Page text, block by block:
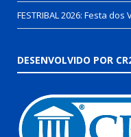
FESTRIBAL 2026: Festa dos
DESENVOLVIDO POR